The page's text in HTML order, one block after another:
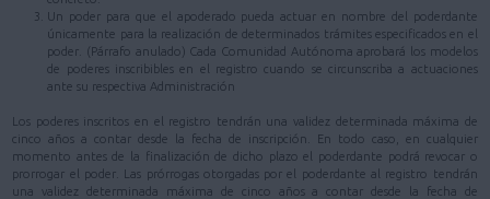
Un poder para que el apoderado pueda actuar en nombre del poderdante
únicamente para la realización de determinados trámites especificados en el
poder. (Párrafo anulado) Cada Comunidad Autónoma aprobará los modelos
de poderes inscribibles en el registro cuando se circunscriba a actuaciones
ante su respectiva Administración
Los poderes inscritos en el registro tendrán una validez determinada máxima de
cinco años a contar desde la fecha de inscripción. En todo caso, en cualquier
momento antes de la finalización de dicho plazo el poderdante podrá revocar o
prorrogar el poder. Las prórrogas otorgadas por el poderdante al registro tendrán
una validez determinada máxima de cinco años a contar desde la fecha de